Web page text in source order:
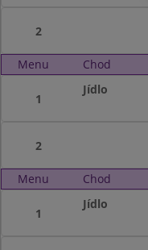
2
Menu Chod
1
Jídlo
2
Menu Chod
1
Jídlo